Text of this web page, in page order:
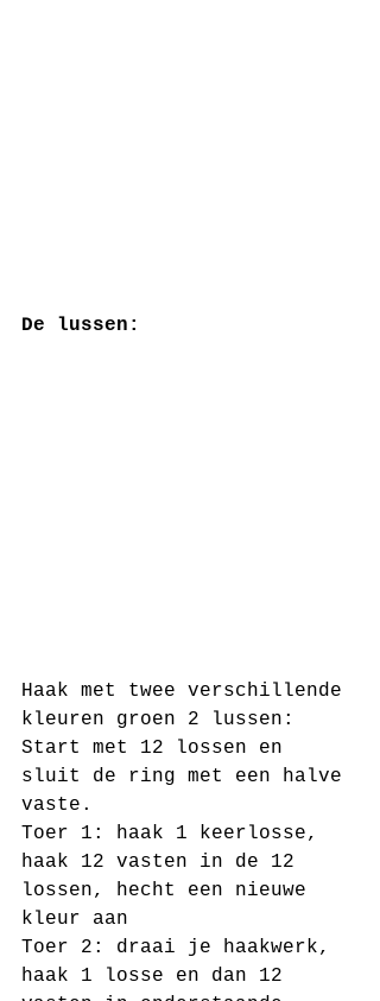
De lussen:
Haak met twee verschillende
kleuren groen 2 lussen:
Start met 12 lossen en
sluit de ring met een halve
vaste.
Toer 1: haak 1 keerlosse,
haak 12 vasten in de 12
lossen, hecht een nieuwe
kleur aan
Toer 2: draai je haakwerk,
haak 1 losse en dan 12